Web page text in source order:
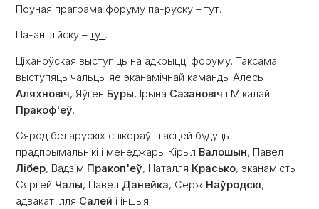
Поўная праграма форуму па-руску –тут.
Па-англійску –тут.
Ціханоўская выступіць на адкрыцці форуму. Таксама
выступяць чальцы яе эканамічнай каманды Алесь
Аляхновіч, Яўген Буры, Ірына Сазановіч і Мікалай
Пракоф'еў.
Сярод беларускіх спікераў і гасцей будуць
прадпрымальнікі і менеджары Кірыл Валошын, Павел
Лібер, Вадзім Пракоп'еў, Наталля Красько, эканамісты
Сяргей Чалы, Павел Данейка, Серж Наўродскі,
адвакат Ілля Салей і іншыя.